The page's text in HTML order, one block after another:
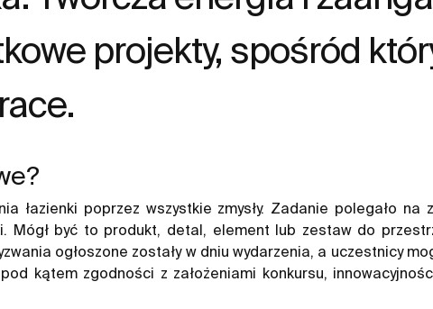
projekty, spośród
łazienki poprzez wszystkie zmysły. Zadanie polegało
Mógł być to produkt, detal, element lub zestaw do
ogłoszone zostały w dniu wydarzenia, a uczestnicy
kątem zgodności z założeniami konkursu,